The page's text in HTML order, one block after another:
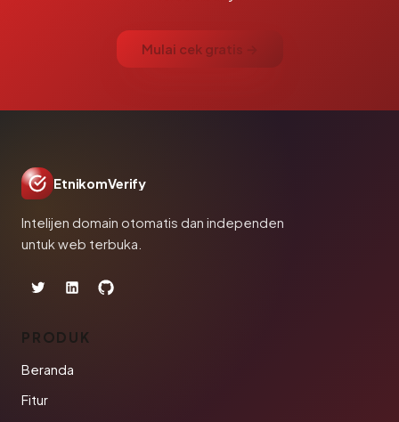
Mulai cek gratis →
EtnikomVerify
Intelijen domain otomatis dan independen
untuk web terbuka.
PRODUK
Beranda
Fitur